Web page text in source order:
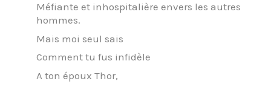
Méfiante et inhospitalière envers les autres
hommes.
Mais moi seul sais
Comment tu fus infidèle
A ton époux Thor,